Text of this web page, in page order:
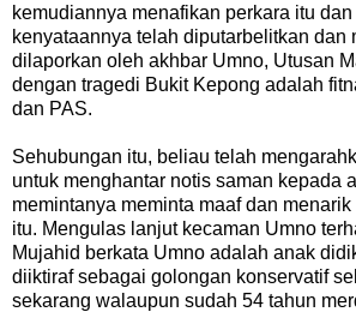
kemudiannya menafikan perkara itu
kenyataannya telah diputarbelitkan dan
dilaporkan oleh akhbar Umno, Utusan
dengan tragedi Bukit Kepong adalah
dan PAS.
Sehubungan itu, beliau telah
untuk menghantar notis saman kepada
memintanya meminta maaf dan
itu. Mengulas lanjut kecaman Umno
Mujahid berkata Umno adalah anak
diiktiraf sebagai golongan konservatif
sekarang walaupun sudah 54 tahun